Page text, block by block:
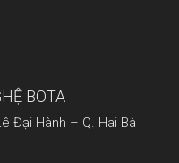
BOTA
Đại Hành – Q. Hai Bà